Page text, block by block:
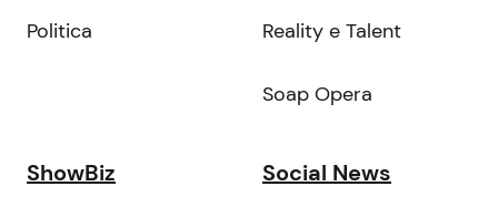
Politica Reality e Talent
Soap Opera
ShowBiz Social News